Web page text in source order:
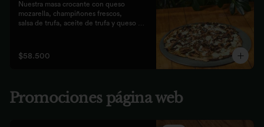
Nuestra masa crocante con queso
mozarella, champiñones frescos,
salsa de trufa, aceite de trufa y queso
$58.500
Promociones página web